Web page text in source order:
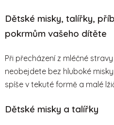
l
á
c
í
p
r
Dětské misky, talířky,
pokrmům vašeho dítěte
Při přecházení z mléčné
neobejdete bez hluboké
spíše v tekuté formě a malé
Dětské misky a talířky